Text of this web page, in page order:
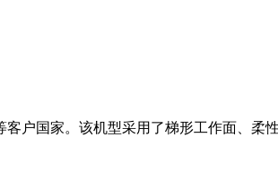
户国家。该机型采用了梯形工作面、柔